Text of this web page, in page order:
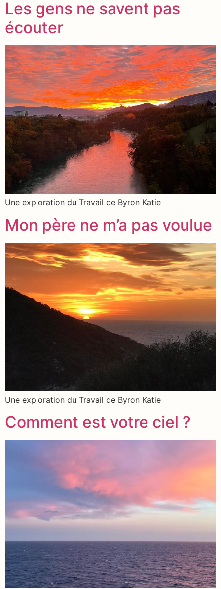
Les gens ne savent pas
écouter
Une exploration du Travail de Byron Katie
Mon père ne m’a pas voulue
Une exploration du Travail de Byron Katie
Comment est votre ciel ?